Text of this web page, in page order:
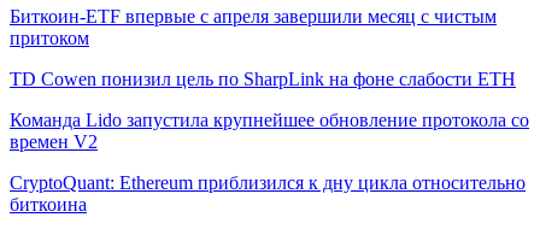
Биткоин-ETF впервые с апреля завершили месяц с чистым
притоком
TD Cowen понизил цель по SharpLink на фоне слабости ETH
Команда Lido запустила крупнейшее обновление протокола со
времен V2
CryptoQuant: Ethereum приблизился к дну цикла относительно
биткоина